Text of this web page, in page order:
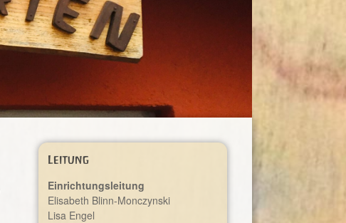
Leitung
Einrichtungsleitung
Elisabeth Blinn-Monczynski
Lisa Engel